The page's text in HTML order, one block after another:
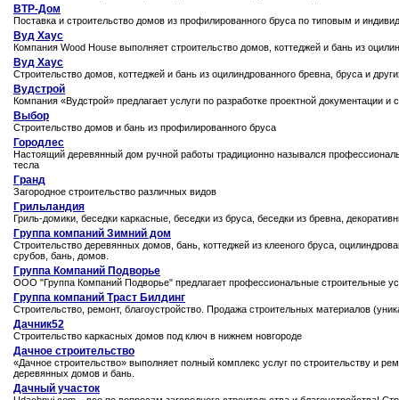
ВТР-Дом
Поставка и строительство домов из профилированного бруса по типовым и
Вуд Хаус
Компания Wood House выполняет строительство домов, коттеджей и бань из
Вуд Хаус
Строительство домов, коттеджей и бань из оцилиндрованного бревна, бруса и
Вудстрой
Компания «Вудстрой» предлагает услуги по разработке проектной документации и
Выбор
Строительство домов и бань из профилированного бруса
Городлес
Настоящий деревянный дом ручной работы традиционно назывался
тесла
Гранд
Загородное строительство различных видов
Грильландия
Гриль-домики, беседки каркасные, беседки из бруса, беседки из бревна,
Группа компаний Зимний дом
Строительство деревянных домов, бань, коттеджей из клееного бруса,
срубов, бань, домов.
Группа Компаний Подворье
ООО "Группа Компаний Подворье" предлагает профессиональные строительные
Группа компаний Траст Билдинг
Строительство, ремонт, благоустройство. Продажа строительных материалов
Дачник52
Строительство каркасных домов под ключ в нижнем новгороде
Дачное строительство
«Дачное строительство» выполняет полный комплекс услуг по строительству и
деревянных домов и бань.
Дачный участок